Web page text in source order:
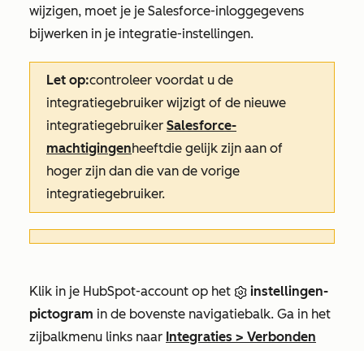
wijzigen, moet je je Salesforce-inloggegevens
bijwerken in je integratie-instellingen.
Let op:controleer voordat u de
integratiegebruiker wijzigt of de nieuwe
integratiegebruiker Salesforce-
machtigingenheeftdie gelijk zijn aan of
hoger zijn dan die van de vorige
integratiegebruiker.
Klik in je HubSpot-account op het
instellingen-
pictogram in de bovenste navigatiebalk. Ga in het
zijbalkmenu links naar Integraties > Verbonden